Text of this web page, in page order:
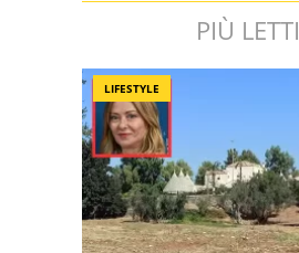
PIÙ LETTI
LIFESTYLE